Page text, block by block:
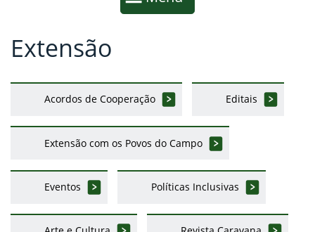
Fim da navegação
Início do conteúdo
Extensão
Acordos de Cooperação Editais
Extensão com os Povos do Campo
Eventos Políticas Inclusivas